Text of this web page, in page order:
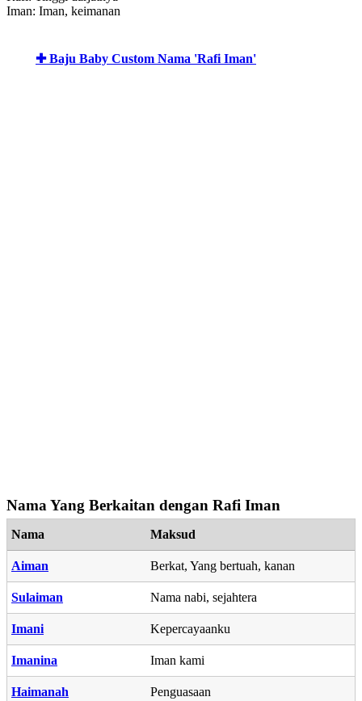
Iman: Iman, keimanan
✚ Baju Baby Custom Nama 'Rafi Iman'
Nama Yang Berkaitan dengan Rafi Iman
Nama Maksud
Aiman Berkat, Yang bertuah, kanan
Sulaiman Nama nabi, sejahtera
Imani Kepercayaanku
Imanina Iman kami
Haimanah Penguasaan